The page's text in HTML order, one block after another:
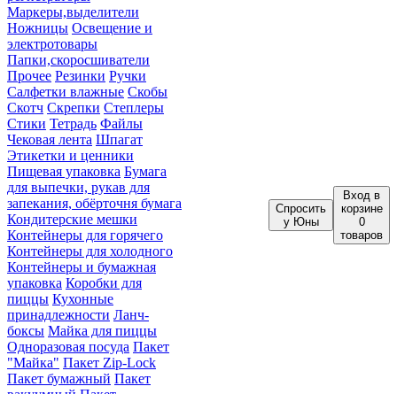
Маркеры,выделители
Ножницы Освещение и
электротовары
Папки,скоросшиватели
Прочее Резинки Ручки
Салфетки влажные Скобы
Скотч Скрепки Степлеры
Стики Тетрадь Файлы
Чековая лента Шпагат
Этикетки и ценники
Пищевая упаковка Бумага
для выпечки, рукав для
запекания, обёрточня бумага
Кондитерские мешки
Контейнеры для горячего
Контейнеры для холодного
Контейнеры и бумажная
упаковка Коробки для
пиццы Кухонные
принадлежности Ланч-
боксы Майка для пиццы
Одноразовая посуда Пакет
"Майка" Пакет Zip-Lock
Пакет бумажный Пакет
Спросить
у Юны
Вход в
корзине
0
товаров